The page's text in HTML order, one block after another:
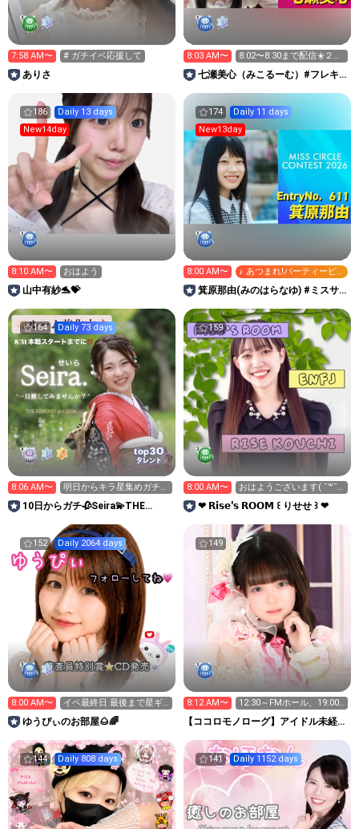
7:58 AM〜 # ガチイベ応援して
ありさ
8:03 AM〜
8:02〜8:30まで配信☀️２次
審査ちゅう❣️
七瀬美心（みこるーむ）#フレキ
186
Daily 13 days
New14day
8:10 AM〜 おはよう
山中有紗🐬💝
174
Daily 11 days
New13day
8:00 AM〜
♪ あつまれ!パーティーピ
ーポー
箕原那由(みのはらなゆ) #ミスサ
164 Daily 73 days
top30
タレント
8:06 AM〜
明日からキラ星集めガチイ
ベ‼️
10日からガチ🥀Seira💫THE
159
8:00 AM〜
おはようございます( ¯꒳​¯
)ᐝ
❤︎ 𝗥𝗶𝘀𝗲'𝘀 𝗥𝗢𝗢𝗠 ꒰ りせせ ꒱ ❤︎
152 Daily 2064 days
8:00 AM〜
イベ最終日 最後まで星ギ
フト応援お願いします
ゆうぴぃのお部屋🌰🌈
149
8:12 AM〜
12:30～FMホール、19:00
～五反田g4
【ココロモノローグ】アイドル未経験
144 Daily 808 days 141 Daily 1152 days